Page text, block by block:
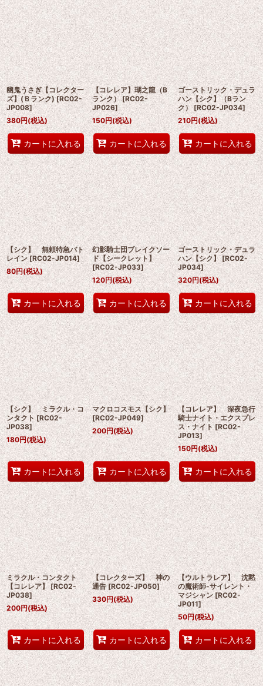
幽鬼うさぎ【コレクター
ズ】(Ｂランク) [RC02-
JP008]
380円(税込)
カートに入れる
【コレレア】瑚之龍（B
ランク） [RC02-
JP026]
150円(税込)
カートに入れる
ゴーストリック・デュラ
ハン【シク】（Bラン
ク） [RC02-JP034]
210円(税込)
カートに入れる
【シク】 無頼特急バト
レイン [RC02-JP014]
80円(税込)
カートに入れる
幻影騎士団ブレイクソー
ド【シークレット】
[RC02-JP033]
120円(税込)
カートに入れる
ゴーストリック・デュラ
ハン【シク】 [RC02-
JP034]
320円(税込)
カートに入れる
【シク】 ミラクル・コ
ンタクト [RC02-
JP038]
180円(税込)
カートに入れる
マクロコスモス【シク】
[RC02-JP049]
200円(税込)
カートに入れる
【コレレア】 深夜急行
騎士ナイト・エクスプレ
ス・ナイト [RC02-
JP013]
150円(税込)
カートに入れる
ミラクル・コンタクト
【コレレア】 [RC02-
JP038]
200円(税込)
カートに入れる
【コレクターズ】 神の
通告 [RC02-JP050]
330円(税込)
カートに入れる
【ウルトラレア】 沈黙
の魔術師-サイレント・
マジシャン [RC02-
JP011]
50円(税込)
カートに入れる